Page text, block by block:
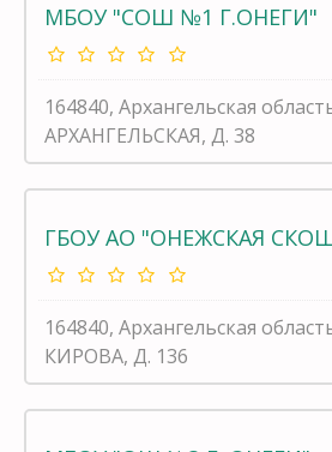
МБОУ "СОШ №1 Г.ОНЕГИ"
164840, Архангельская
АРХАНГЕЛЬСКАЯ, Д. 38
ГБОУ АО "ОНЕЖСКАЯ
164840, Архангельская
КИРОВА, Д. 136